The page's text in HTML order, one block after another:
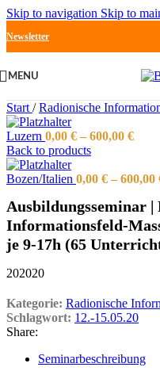
Skip to navigation Skip to
Newsletter
MENU
Start / Radionische
Luzern 0,00 € – 600,00 €
Back to products
Bozen/Italien 0,00 € – 600,00
Ausbildungsseminar |
Informationsfeld-
je 9-17h (65
202020
Kategorie: Radionische
Schlagwort: 12.-15.05.20
Share:
Seminarbeschreibung